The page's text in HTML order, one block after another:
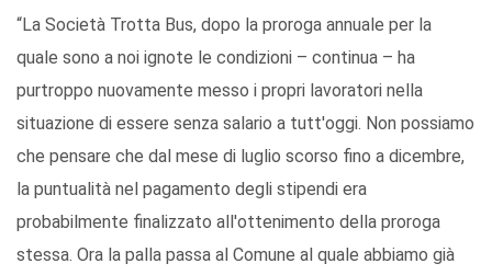
“La Società Trotta Bus, dopo la proroga annuale per la
quale sono a noi ignote le condizioni – continua – ha
purtroppo nuovamente messo i propri lavoratori nella
situazione di essere senza salario a tutt'oggi. Non possiamo
che pensare che dal mese di luglio scorso fino a dicembre,
la puntualità nel pagamento degli stipendi era
probabilmente finalizzato all'ottenimento della proroga
stessa. Ora la palla passa al Comune al quale abbiamo già